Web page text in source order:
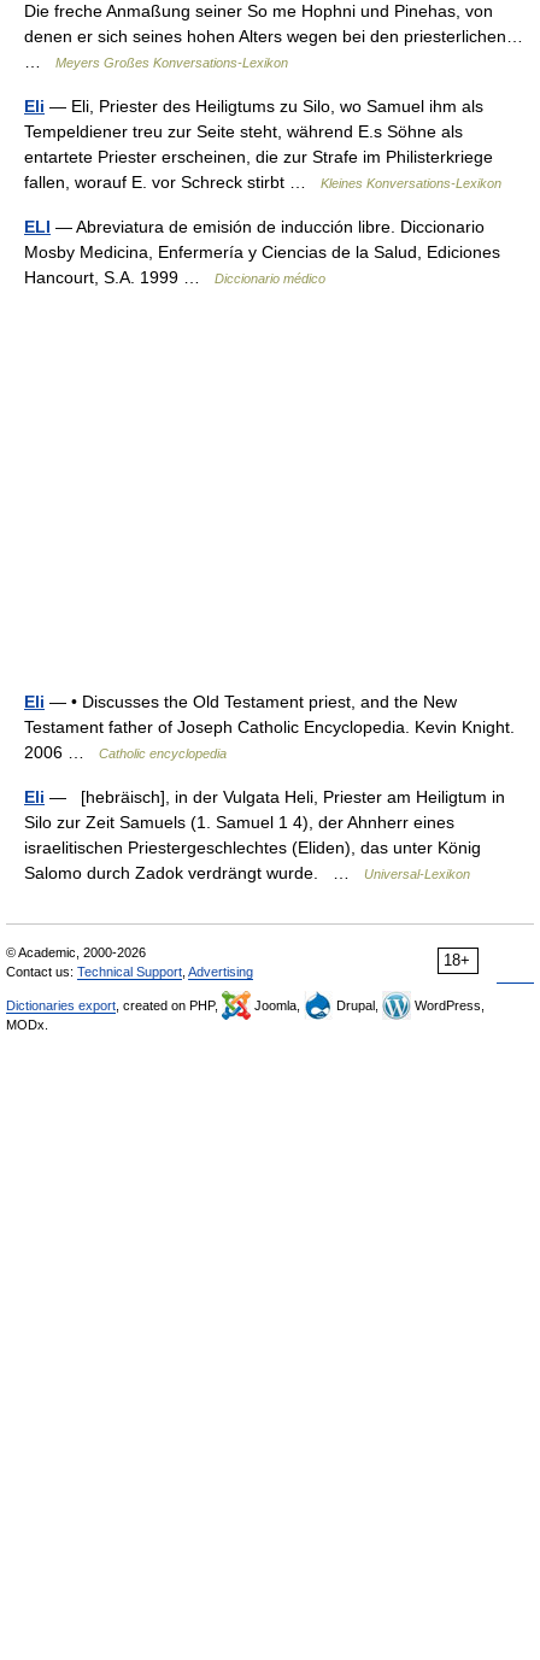
Die freche Anmaßung seiner So me Hophni und Pinehas, von
denen er sich seines hohen Alters wegen bei den priesterlichen…
Meyers Großes Konversations-Lexikon
Eli — Eli, Priester des Heiligtums zu Silo, wo Samuel ihm als
Tempeldiener treu zur Seite steht, während E.s Söhne als
entartete Priester erscheinen, die zur Strafe im Philisterkriege
fallen, worauf E. vor Schreck stirbt …
Kleines Konversations-Lexikon
ELI — Abreviatura de emisión de inducción libre. Diccionario
Mosby Medicina, Enfermería y Ciencias de la Salud, Ediciones
Hancourt, S.A. 1999 …
Diccionario médico
Eli — • Discusses the Old Testament priest, and the New
Testament father of Joseph Catholic Encyclopedia. Kevin Knight.
2006 …
Catholic encyclopedia
Eli — [hebräisch], in der Vulgata Heli, Priester am Heiligtum in
Silo zur Zeit Samuels (1. Samuel 1 4), der Ahnherr eines
israelitischen Priestergeschlechtes (Eliden), das unter König
Salomo durch Zadok verdrängt wurde. …
Universal-Lexikon
18+
© Academic, 2000-2026
Contact us: Technical Support Advertising
Dictionaries export , created on PHP, Joomla, Drupal,
WordPress,
MODx.